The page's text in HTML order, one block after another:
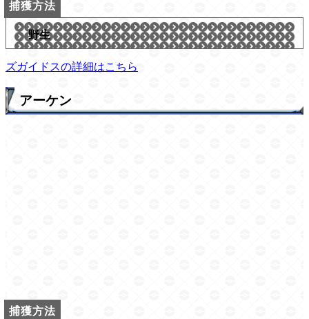
野生
ズガイドスの詳細はこちら
アーケン